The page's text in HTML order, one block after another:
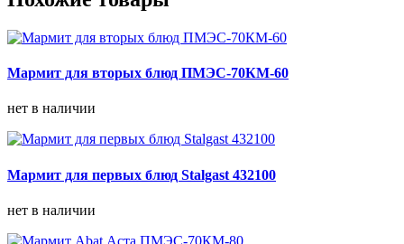
Мармит для вторых блюд ПМЭС-70КМ-60
нет в наличии
Мармит для первых блюд Stalgast 432100
нет в наличии